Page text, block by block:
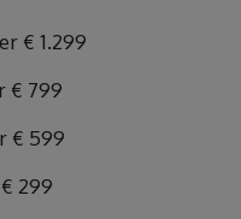
€ 1.299
€ 799
€ 599
299